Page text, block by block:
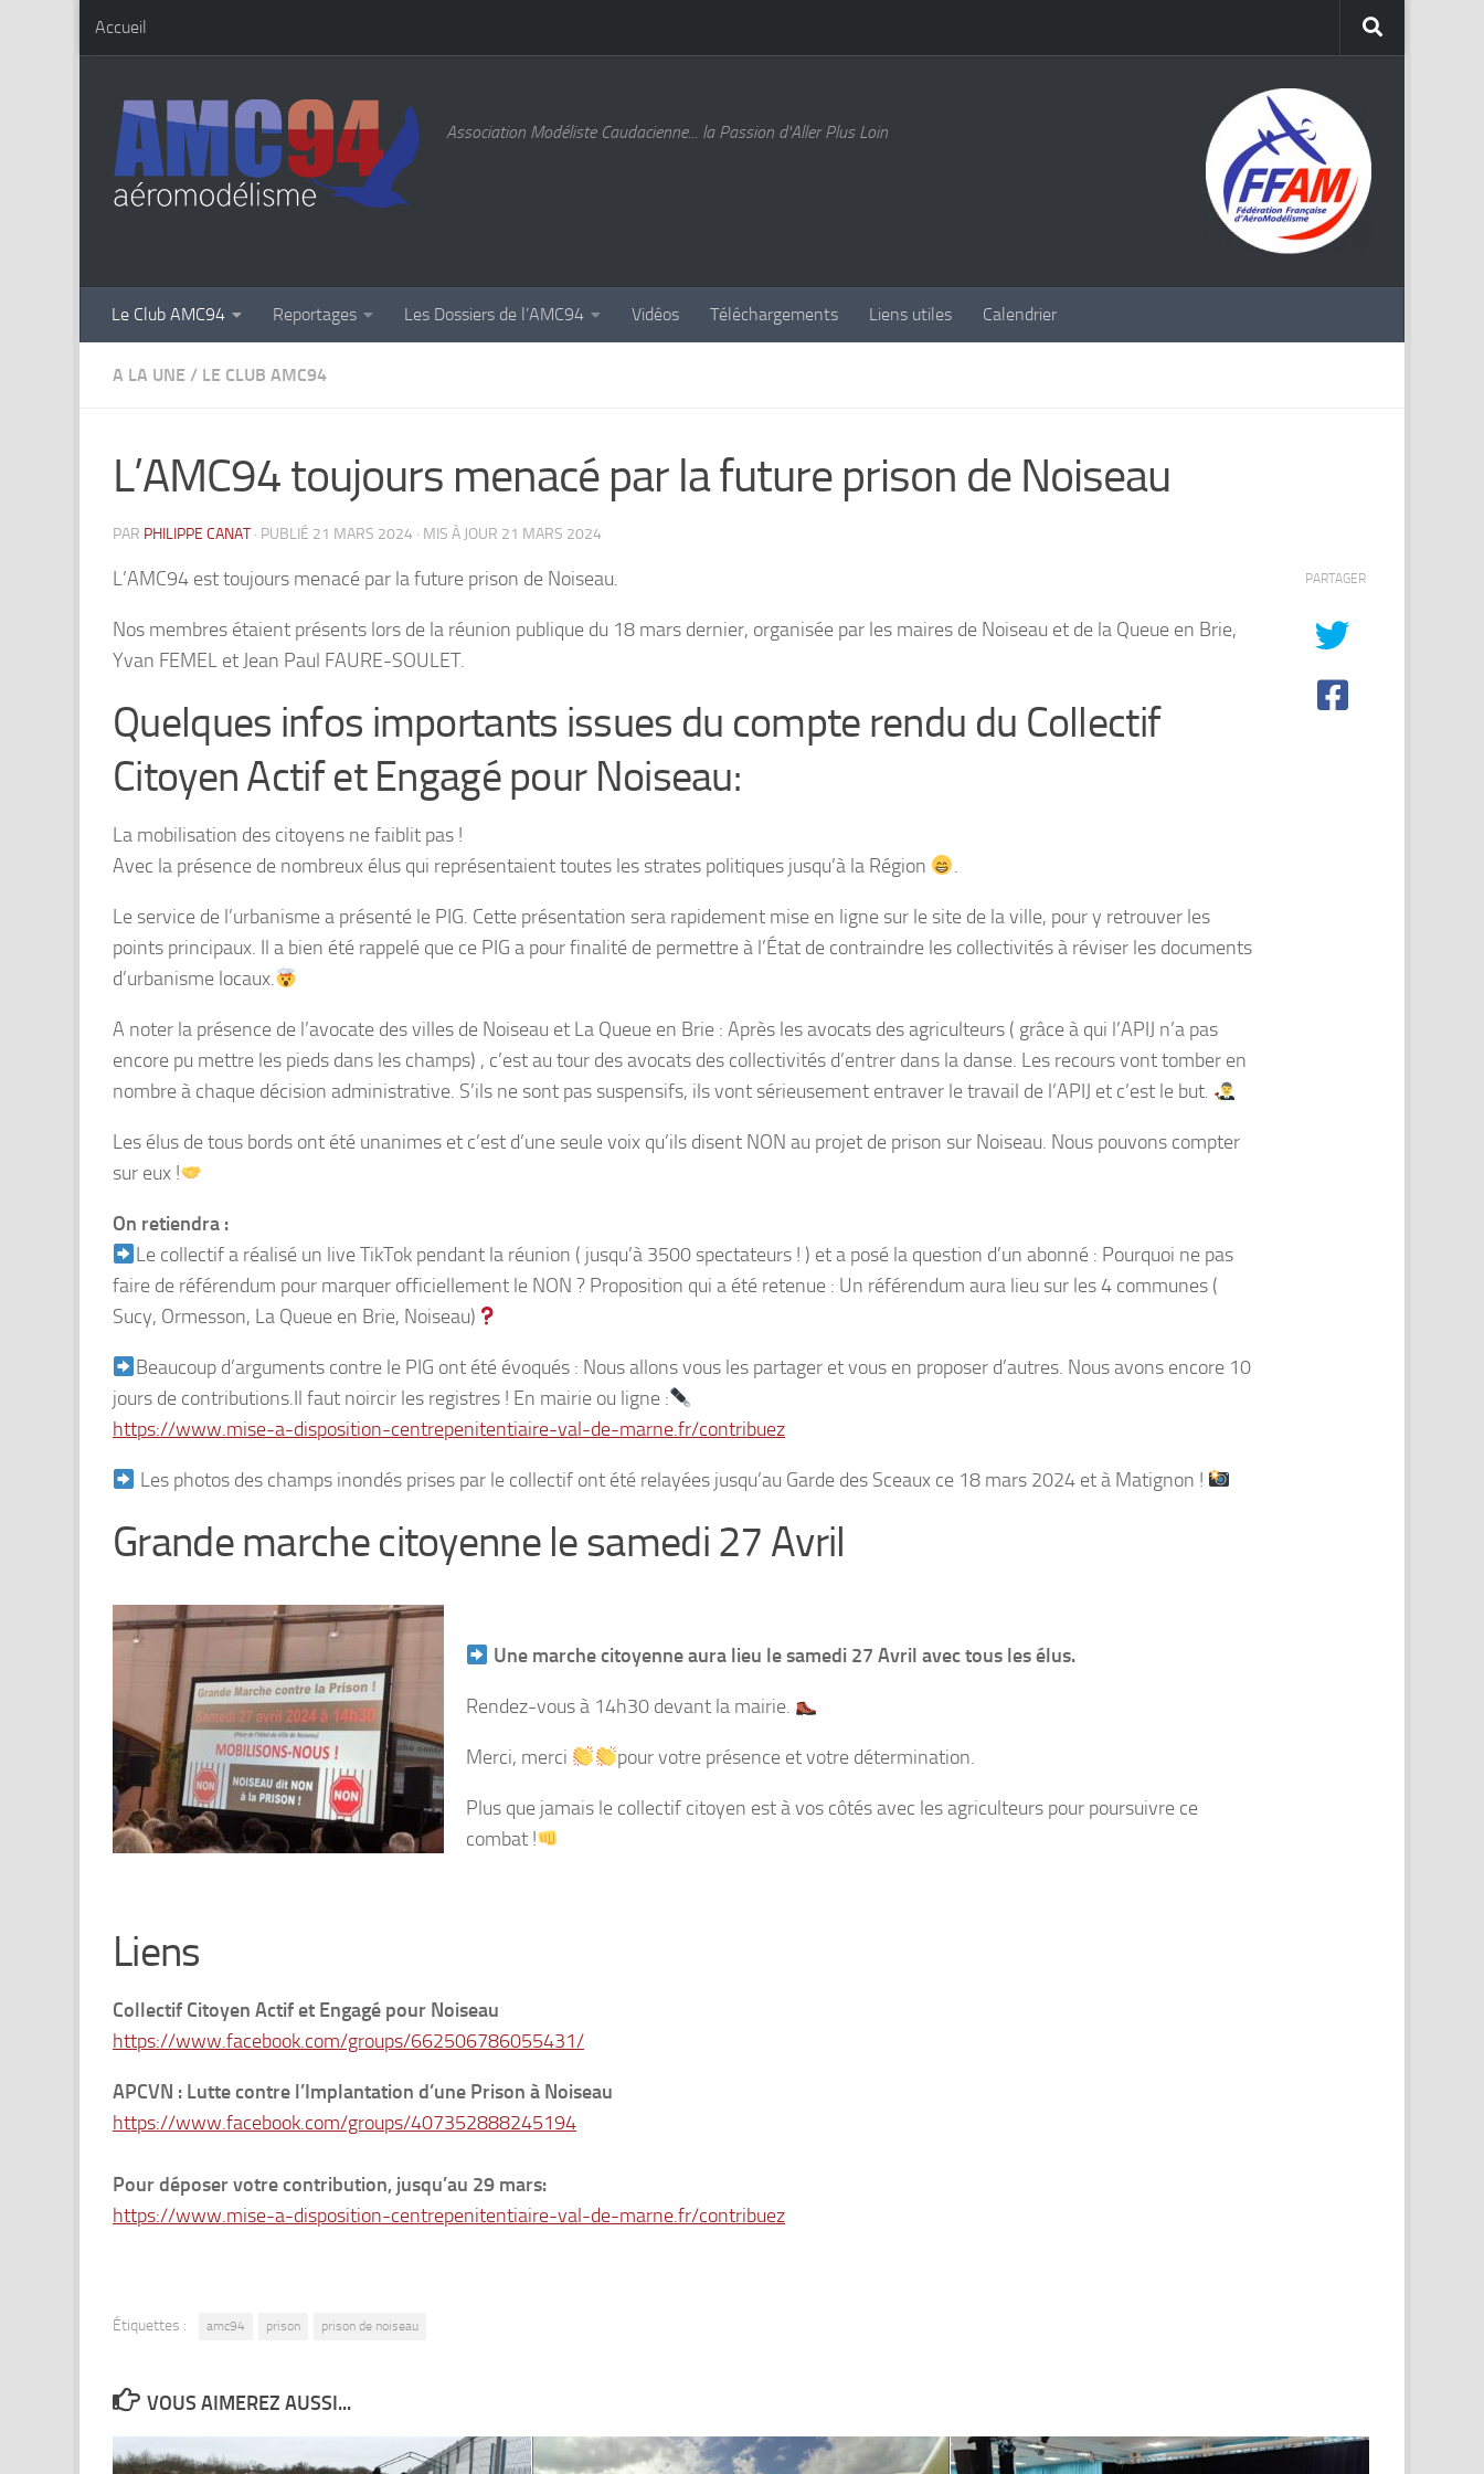
Skip to content
Accueil
Association Modéliste Caudacienne... la Passion d'Aller Plus Loin
Le Club AMC94 Reportages Les Dossiers de l’AMC94 Vidéos Téléchargements Liens utiles Calendrier
A LA UNE / LE CLUB AMC94
L’AMC94 toujours menacé par la future prison de Noiseau
PAR PHILIPPE CANAT · PUBLIÉ 21 MARS 2024 · MIS À JOUR 21 MARS 2024
L’AMC94 est toujours menacé par la future prison de Noiseau.
Nos membres étaient présents lors de la réunion publique du 18 mars dernier, organisée par les maires de Noiseau et de la Queue en Brie,
Yvan FEMEL et Jean Paul FAURE-SOULET.
Quelques infos importants issues du compte rendu du Collectif
Citoyen Actif et Engagé pour Noiseau:
La mobilisation des citoyens ne faiblit pas !
Avec la présence de nombreux élus qui représentaient toutes les strates politiques jusqu’à la Région
.
Le service de l’urbanisme a présenté le PIG. Cette présentation sera rapidement mise en ligne sur le site de la ville, pour y retrouver les
points principaux. Il a bien été rappelé que ce PIG a pour finalité de permettre à l’État de contraindre les collectivités à réviser les documents
d’urbanisme locaux.
A noter la présence de l’avocate des villes de Noiseau et La Queue en Brie : Après les avocats des agriculteurs ( grâce à qui l’APIJ n’a pas
encore pu mettre les pieds dans les champs) , c’est au tour des avocats des collectivités d’entrer dans la danse. Les recours vont tomber en
nombre à chaque décision administrative. S’ils ne sont pas suspensifs, ils vont sérieusement entraver le travail de l’APIJ et c’est le but.
Les élus de tous bords ont été unanimes et c’est d’une seule voix qu’ils disent NON au projet de prison sur Noiseau. Nous pouvons compter
sur eux !
On retiendra :
Le collectif a réalisé un live TikTok pendant la réunion ( jusqu’à 3500 spectateurs ! ) et a posé la question d’un abonné : Pourquoi ne pas
faire de référendum pour marquer officiellement le NON ? Proposition qui a été retenue : Un référendum aura lieu sur les 4 communes (
Sucy, Ormesson, La Queue en Brie, Noiseau)
Beaucoup d’arguments contre le PIG ont été évoqués : Nous allons vous les partager et vous en proposer d’autres. Nous avons encore 10
jours de contributions.Il faut noircir les registres ! En mairie ou ligne :
https://www.mise-a-disposition-centrepenitentiaire-val-de-marne.fr/contribuez
Les photos des champs inondés prises par le collectif ont été relayées jusqu’au Garde des Sceaux ce 18 mars 2024 et à Matignon !
Grande marche citoyenne le samedi 27 Avril
Une marche citoyenne aura lieu le samedi 27 Avril avec tous les élus.
Rendez-vous à 14h30 devant la mairie.
Merci, merci pour votre présence et votre détermination.
Plus que jamais le collectif citoyen est à vos côtés avec les agriculteurs pour poursuivre ce
combat !
Liens
Collectif Citoyen Actif et Engagé pour Noiseau
https://www.facebook.com/groups/662506786055431/
APCVN : Lutte contre l’Implantation d’une Prison à Noiseau
https://www.facebook.com/groups/407352888245194
Pour déposer votre contribution, jusqu’au 29 mars:
https://www.mise-a-disposition-centrepenitentiaire-val-de-marne.fr/contribuez
PARTAGER
Étiquettes : amc94 prison prison de noiseau
VOUS AIMEREZ AUSSI...